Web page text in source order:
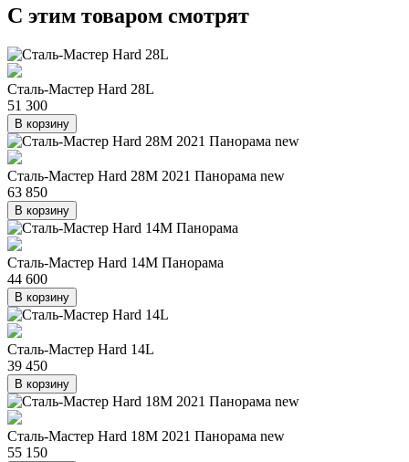
C этим товаром смотрят
Сталь-Мастер Hard 28L
51 300
В корзину
Сталь-Мастер Hard 28M 2021 Панорама new
63 850
В корзину
Сталь-Мастер Hard 14M Панорама
44 600
В корзину
Сталь-Мастер Hard 14L
39 450
В корзину
Сталь-Мастер Hard 18M 2021 Панорама new
55 150